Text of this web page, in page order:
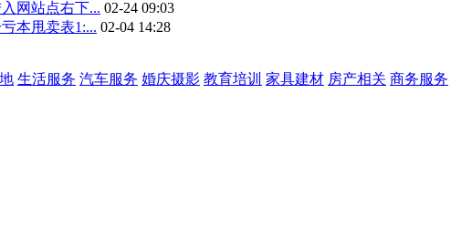
网站点右下... 02-24 09:03
本甩卖表1:... 02-04 14:28
生活服务 汽车服务 婚庆摄影 教育培训 家具建材 房产相关 商务服务